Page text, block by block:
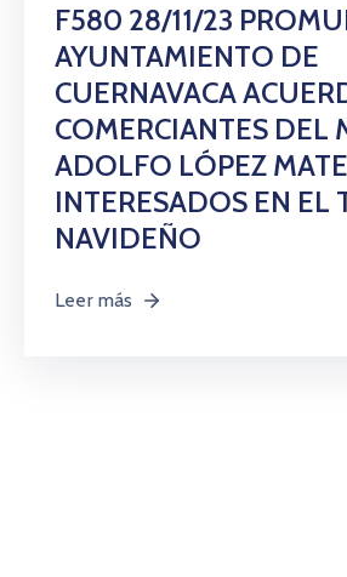
F580 28/11/23
AYUNTAMIENTO DE
CUERNAVACA
COMERCIANTES DEL
ADOLFO LÓPEZ
INTERESADOS EN EL
NAVIDEÑO
Leer más